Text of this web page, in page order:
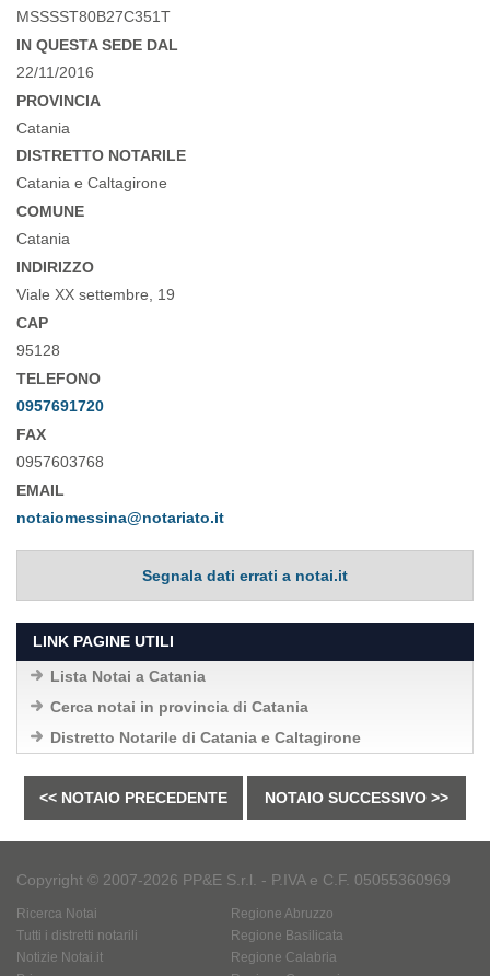
MSSSST80B27C351T
IN QUESTA SEDE DAL
22/11/2016
PROVINCIA
Catania
DISTRETTO NOTARILE
Catania e Caltagirone
COMUNE
Catania
INDIRIZZO
Viale XX settembre, 19
CAP
95128
TELEFONO
0957691720
FAX
0957603768
EMAIL
notaiomessina@notariato.it
Segnala dati errati a notai.it
LINK PAGINE UTILI
Lista Notai a Catania
Cerca notai in provincia di Catania
Distretto Notarile di Catania e Caltagirone
<< NOTAIO PRECEDENTE NOTAIO SUCCESSIVO >>
Copyright © 2007-2026 PP&E S.r.l. - P.IVA e C.F. 05055360969
Ricerca Notai
Tutti i distretti notarili
Notizie Notai.it
Regione Abruzzo
Regione Basilicata
Regione Calabria